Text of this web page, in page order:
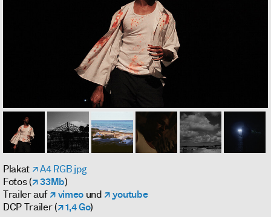
Plakat
A4 RGB jpg
Fotos (
33Mb)
Trailer auf
vimeound
youtube
DCP Trailer (
1,4 Go)